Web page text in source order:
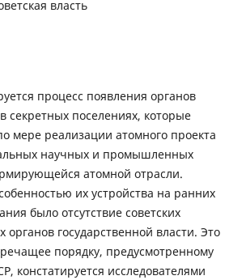
власть
процесс появления органов
секретных поселениях, которые
мере реализации атомного проекта
научных и промышленных
атомной отрасли.
их устройства на ранних
было отсутствие советских
органов государственной власти. Это
порядку, предусмотренному
констатируется исследователями